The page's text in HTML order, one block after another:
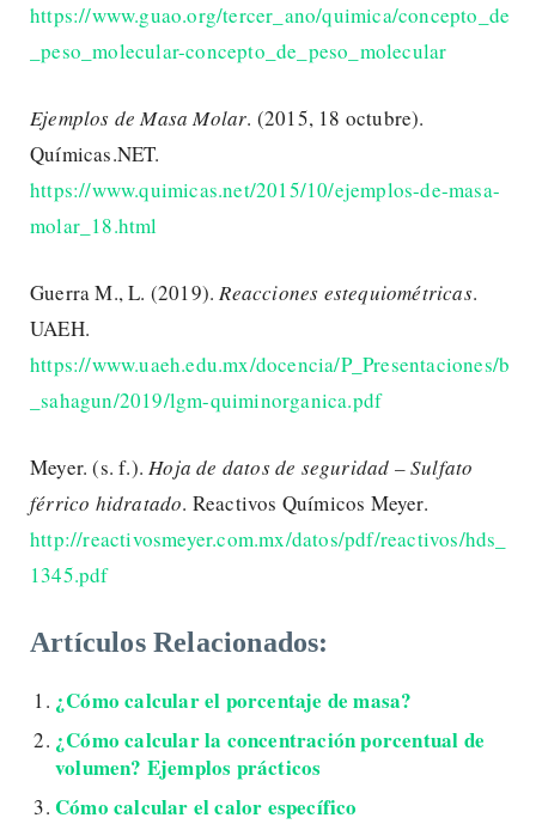
https://www.guao.org/tercer_ano/quimica/concepto_de
_peso_molecular-concepto_de_peso_molecular
Ejemplos de Masa Molar. (2015, 18 octubre).
Químicas.NET.
https://www.quimicas.net/2015/10/ejemplos-de-masa-
molar_18.html
Guerra M., L. (2019).Reacciones estequiométricas.
UAEH.
https://www.uaeh.edu.mx/docencia/P_Presentaciones/b
_sahagun/2019/lgm-quiminorganica.pdf
Meyer. (s. f.).Hoja de datos de seguridad – Sulfato
férrico hidratado. Reactivos Químicos Meyer.
http://reactivosmeyer.com.mx/datos/pdf/reactivos/hds_
1345.pdf
Artículos Relacionados:
¿Cómo calcular el porcentaje de masa?
¿Cómo calcular la concentración porcentual de
volumen? Ejemplos prácticos
Cómo calcular el calor específico